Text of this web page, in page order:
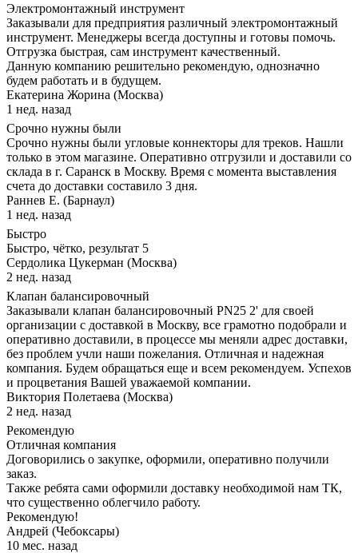
Электромонтажный инструмент
Заказывали для предприятия различный электромонтажный
инструмент. Менеджеры всегда доступны и готовы помочь.
Отгрузка быстрая, сам инструмент качественный.
Данную компанию решительно рекомендую, однозначно
будем работать и в будущем.
Екатерина Жорина (Москва)
1 нед. назад
Срочно нужны были
Срочно нужны были угловые коннекторы для треков. Нашли
только в этом магазине. Оперативно отгрузили и доставили со
склада в г. Саранск в Москву. Время с момента выставления
счета до доставки составило 3 дня.
Раннев Е. (Барнаул)
1 нед. назад
Быстро
Быстро, чётко, результат 5
Сердолика Цукерман (Москва)
2 нед. назад
Клапан балансировочный
Заказывали клапан балансировочный PN25 2' для своей
организации с доставкой в Москву, все грамотно подобрали и
оперативно доставили, в процессе мы меняли адрес доставки,
без проблем учли наши пожелания. Отличная и надежная
компания. Будем обращаться еще и всем рекомендуем. Успехов
и процветания Вашей уважаемой компании.
Виктория Полетаева (Москва)
2 нед. назад
Рекомендую
Отличная компания
Договорились о закупке, оформили, оперативно получили
заказ.
Также ребята сами оформили доставку необходимой нам ТК,
что существенно облегчило работу.
Рекомендую!
Андрей (Чебоксары)
10 мес. назад